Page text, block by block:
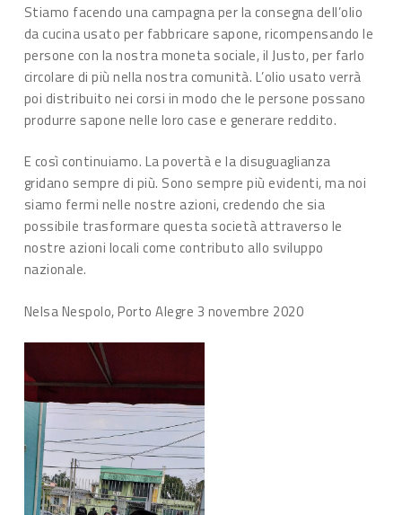
Stiamo facendo una campagna per la consegna dell’olio
da cucina usato per fabbricare sapone, ricompensando le
persone con la nostra moneta sociale, il Justo, per farlo
circolare di più nella nostra comunità. L’olio usato verrà
poi distribuito nei corsi in modo che le persone possano
produrre sapone nelle loro case e generare reddito.
E così continuiamo. La povertà e la disuguaglianza
gridano sempre di più. Sono sempre più evidenti, ma noi
siamo fermi nelle nostre azioni, credendo che sia
possibile trasformare questa società attraverso le
nostre azioni locali come contributo allo sviluppo
nazionale.
Nelsa Nespolo, Porto Alegre 3 novembre 2020